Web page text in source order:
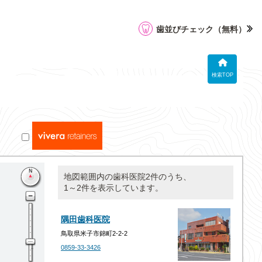
検索TOP
歯並びチェック （無料）
地図範囲内の歯科医院2件のうち、
1～2件を表示しています。
隅田歯科医院
鳥取県米子市錦町2-2-2
0859-33-3426